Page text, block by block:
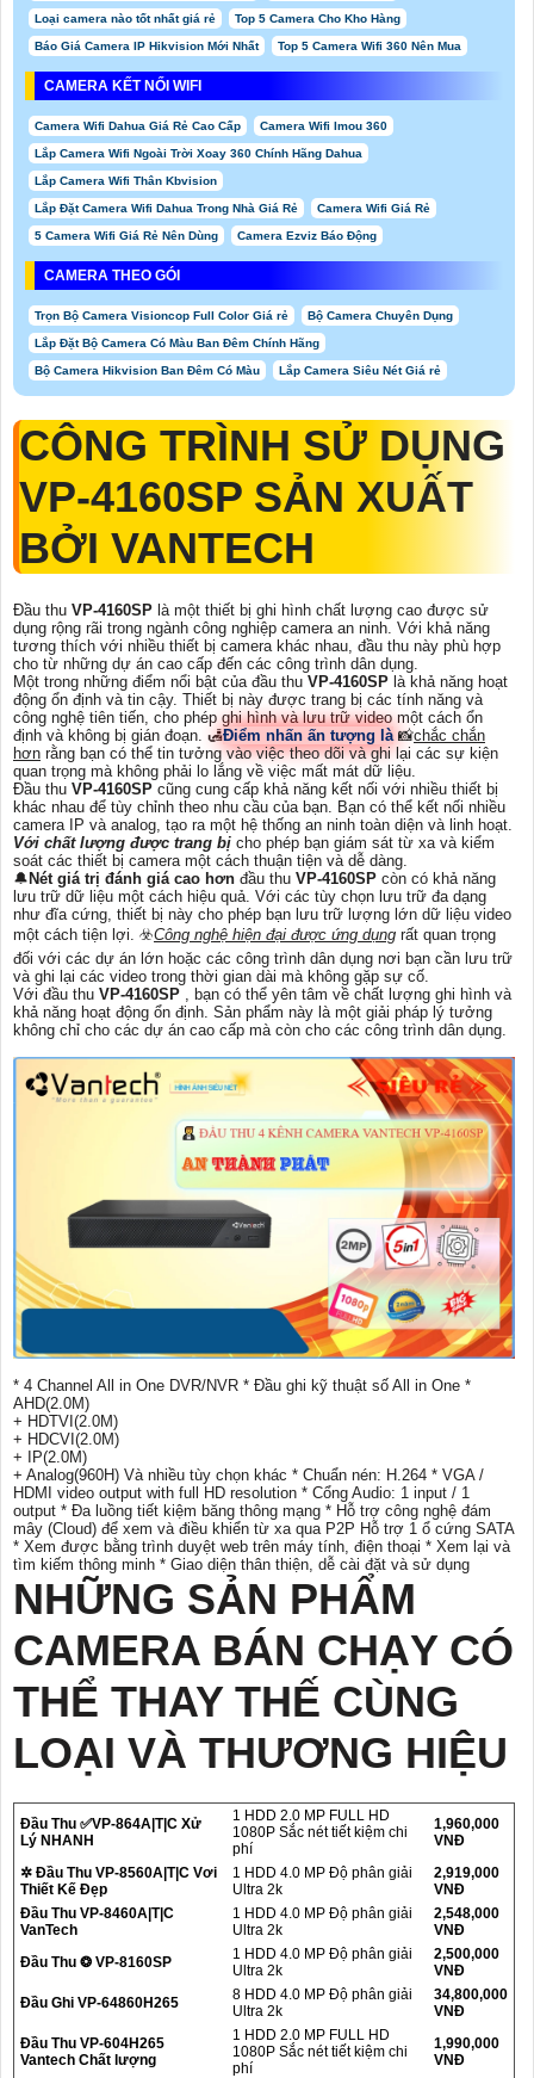
Loại camera nào tốt nhất giá rẻ Top 5 Camera Cho Kho Hàng
Báo Giá Camera IP Hikvision Mới Nhất Top 5 Camera Wifi 360 Nên Mua
CAMERA KẾT NỐI WIFI
Camera Wifi Dahua Giá Rẻ Cao Cấp Camera Wifi Imou 360
Lắp Camera Wifi Ngoài Trời Xoay 360 Chính Hãng Dahua
Lắp Camera Wifi Thân Kbvision
Lắp Đặt Camera Wifi Dahua Trong Nhà Giá Rẻ Camera Wifi Giá Rẻ
5 Camera Wifi Giá Rẻ Nên Dùng Camera Ezviz Báo Động
CAMERA THEO GÓI
Trọn Bộ Camera Visioncop Full Color Giá rẻ Bộ Camera Chuyên Dụng
Lắp Đặt Bộ Camera Có Màu Ban Đêm Chính Hãng
Bộ Camera Hikvision Ban Đêm Có Màu Lắp Camera Siêu Nét Giá rẻ
CÔNG TRÌNH SỬ DỤNG
VP-4160SP SẢN XUẤT
BỞI VANTECH
Đầu thu VP-4160SP là một thiết bị ghi hình chất lượng cao được sử
dụng rộng rãi trong ngành công nghiệp camera an ninh. Với khả năng
tương thích với nhiều thiết bị camera khác nhau, đầu thu này phù hợp
cho từ những dự án cao cấp đến các công trình dân dụng.
Một trong những điểm nổi bật của đầu thu VP-4160SP là khả năng hoạt
động ổn định và tin cậy. Thiết bị này được trang bị các tính năng và
công nghệ tiên tiến, cho phép ghi hình và lưu trữ video một cách ổn
định và không bị gián đoạn. 🛃Điểm nhấn ấn tượng là📸chắc chắn
hơn rằng bạn có thể tin tưởng vào việc theo dõi và ghi lại các sự kiện
quan trọng mà không phải lo lắng về việc mất mát dữ liệu.
Đầu thu VP-4160SP cũng cung cấp khả năng kết nối với nhiều thiết bị
khác nhau để tùy chỉnh theo nhu cầu của bạn. Bạn có thể kết nối nhiều
camera IP và analog, tạo ra một hệ thống an ninh toàn diện và linh hoạt.
Với chất lượng được trang bị cho phép bạn giám sát từ xa và kiểm
soát các thiết bị camera một cách thuận tiện và dễ dàng.
🔔 Nét giá trị đánh giá cao hơn đầu thu VP-4160SP còn có khả năng
lưu trữ dữ liệu một cách hiệu quả. Với các tùy chọn lưu trữ đa dạng
như đĩa cứng, thiết bị này cho phép bạn lưu trữ lượng lớn dữ liệu video
một cách tiện lợi. ☣️Công nghệ hiện đại được ứng dụng rất quan trọng
đối với các dự án lớn hoặc các công trình dân dụng nơi bạn cần lưu trữ
và ghi lại các video trong thời gian dài mà không gặp sự cố.
Với đầu thu VP-4160SP , bạn có thể yên tâm về chất lượng ghi hình và
khả năng hoạt động ổn định. Sản phẩm này là một giải pháp lý tưởng
không chỉ cho các dự án cao cấp mà còn cho các công trình dân dụng.
* 4 Channel All in One DVR/NVR * Đầu ghi kỹ thuật số All in One *
AHD(2.0M)
+ HDTVI(2.0M)
+ HDCVI(2.0M)
+ IP(2.0M)
+ Analog(960H) Và nhiều tùy chọn khác * Chuẩn nén: H.264 * VGA /
HDMI video output with full HD resolution * Cổng Audio: 1 input / 1
output * Đa luồng tiết kiệm băng thông mạng * Hỗ trợ công nghệ đám
mây (Cloud) để xem và điều khiển từ xa qua P2P Hỗ trợ 1 ổ cứng SATA
* Xem được bằng trình duyệt web trên máy tính, điện thoại * Xem lại và
tìm kiếm thông minh * Giao diện thân thiện, dễ cài đặt và sử dụng
NHỮNG SẢN PHẨM
CAMERA BÁN CHẠY CÓ
THỂ THAY THẾ CÙNG
LOẠI VÀ THƯƠNG HIỆU
Đầu Thu ✅VP-864A|T|C Xử
Lý NHANH
1 HDD 2.0 MP FULL HD
1080P Sắc nét tiết kiệm chi
phí
1,960,000
VNĐ
✲ Đầu Thu VP-8560A|T|C Vơi
Thiết Kế Đẹp
1 HDD 4.0 MP Độ phân giải
Ultra 2k
2,919,000
VNĐ
Đầu Thu VP-8460A|T|C
VanTech
1 HDD 4.0 MP Độ phân giải
Ultra 2k
2,548,000
VNĐ
Đầu Thu ❂ VP-8160SP
1 HDD 4.0 MP Độ phân giải
Ultra 2k
2,500,000
VNĐ
Đầu Ghi VP-64860H265
8 HDD 4.0 MP Độ phân giải
Ultra 2k
34,800,000
VNĐ
Đầu Thu VP-604H265
Vantech Chất lượng
1 HDD 2.0 MP FULL HD
1080P Sắc nét tiết kiệm chi
phí
1,990,000
VNĐ